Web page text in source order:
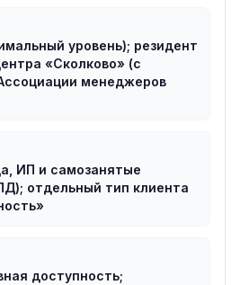
уровень); резидент
«Сколково» (с
менеджеров
ИП и самозанятые
отдельный тип клиента
доступность;